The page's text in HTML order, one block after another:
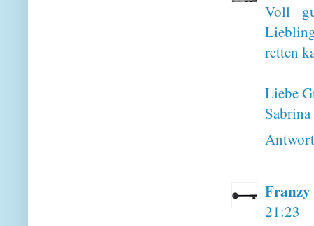
Voll
retten
Liebe
Sabrina
Franzy
21:23